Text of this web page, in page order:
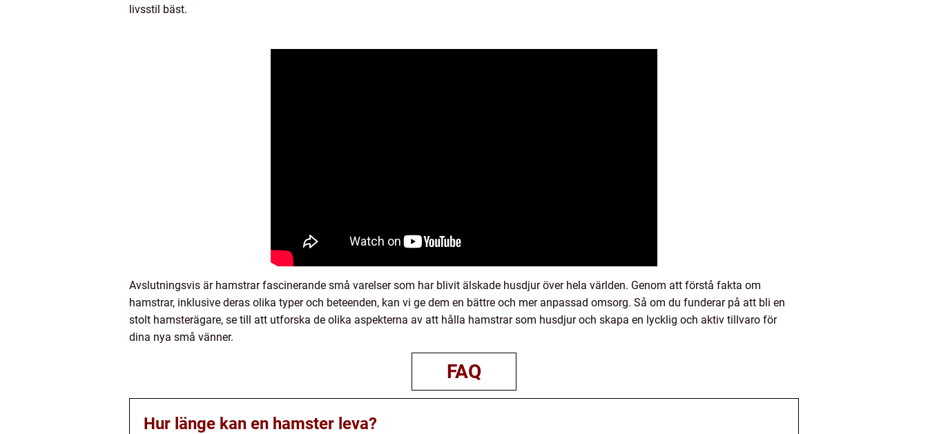
livsstil bäst.
Avslutningsvis är hamstrar fascinerande små varelser som har blivit älskade husdjur över hela världen. Genom att förstå fakta om
hamstrar, inklusive deras olika typer och beteenden, kan vi ge dem en bättre och mer anpassad omsorg. Så om du funderar på att bli en
stolt hamsterägare, se till att utforska de olika aspekterna av att hålla hamstrar som husdjur och skapa en lycklig och aktiv tillvaro för
dina nya små vänner.
FAQ
Hur länge kan en hamster leva?